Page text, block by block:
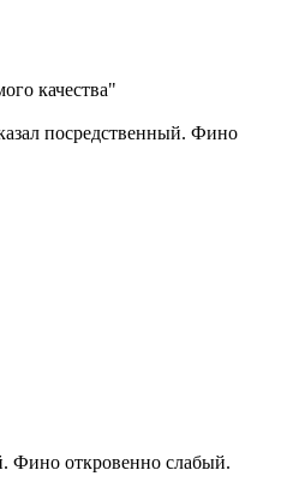
качества"
посредственный. Фино
Фино откровенно слабый.